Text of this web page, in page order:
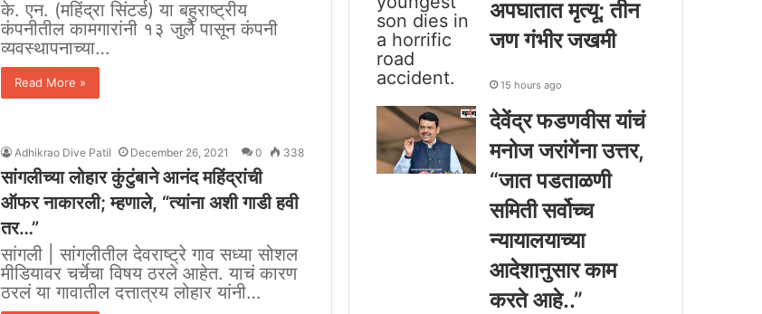
के. एन. (महिंद्रा सिंटर्ड) या बहुराष्ट्रीय
कंपनीतील कामगारांनी १३ जुलै पासून कंपनी
व्यवस्थापनाच्या…
Read More »
Adhikrao Dive Patil December 26, 2021 0 338
सांगलीच्या लोहार कुंटुंबाने आनंद महिंद्रांची
ऑफर नाकारली; म्हणाले, “त्यांना अशी गाडी हवी
तर…”
सांगली | सांगलीतील देवराष्ट्रे गाव सध्या सोशल
मीडियावर चर्चेचा विषय ठरले आहेत. याचं कारण
ठरलं या गावातील दत्तात्रय लोहार यांनी…
अपघातात मृत्यू; तीन
जण गंभीर जखमी
15 hours ago
देवेंद्र फडणवीस यांचं
मनोज जरांगेंना उत्तर,
“जात पडताळणी
समिती सर्वोच्च
न्यायालयाच्या
आदेशानुसार काम
करते आहे..”